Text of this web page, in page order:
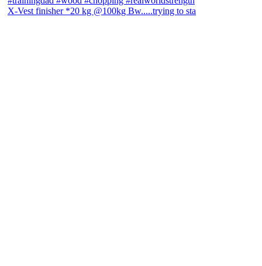
X-Vest finisher *20 kg @100kg Bw.....trying to sta